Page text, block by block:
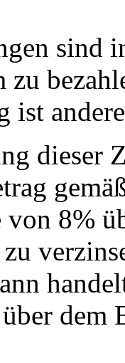
sind
zu
ist
dieser
8%
dem